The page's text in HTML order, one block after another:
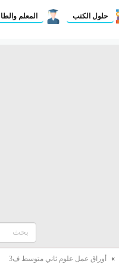
حلول الكتب المعلم
» أوراق عمل علوم ثاني متوسط ف3